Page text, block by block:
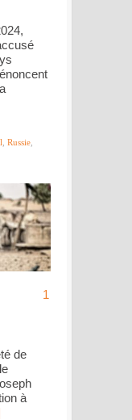
Russie
1
de
à